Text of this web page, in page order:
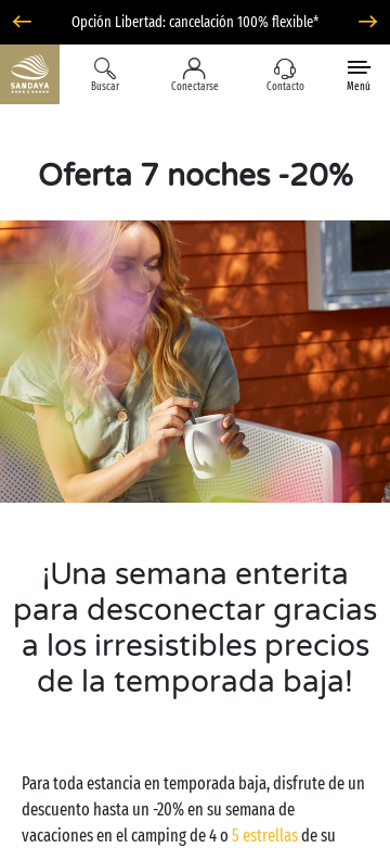
Opción Libertad: cancelación 100% flexible*
Buscar Conectarse Contacto Menú
Oferta 7 noches -20%
¡Una semana enterita
para desconectar gracias
a los irresistibles precios
de la temporada baja!
Para toda estancia en temporada baja, disfrute de un
descuento hasta un -20% en su semana de
vacaciones en el camping de 4 o 5 estrellasde su